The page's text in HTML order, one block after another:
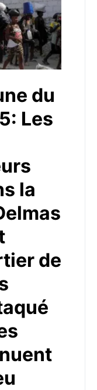
du
Les
la
de